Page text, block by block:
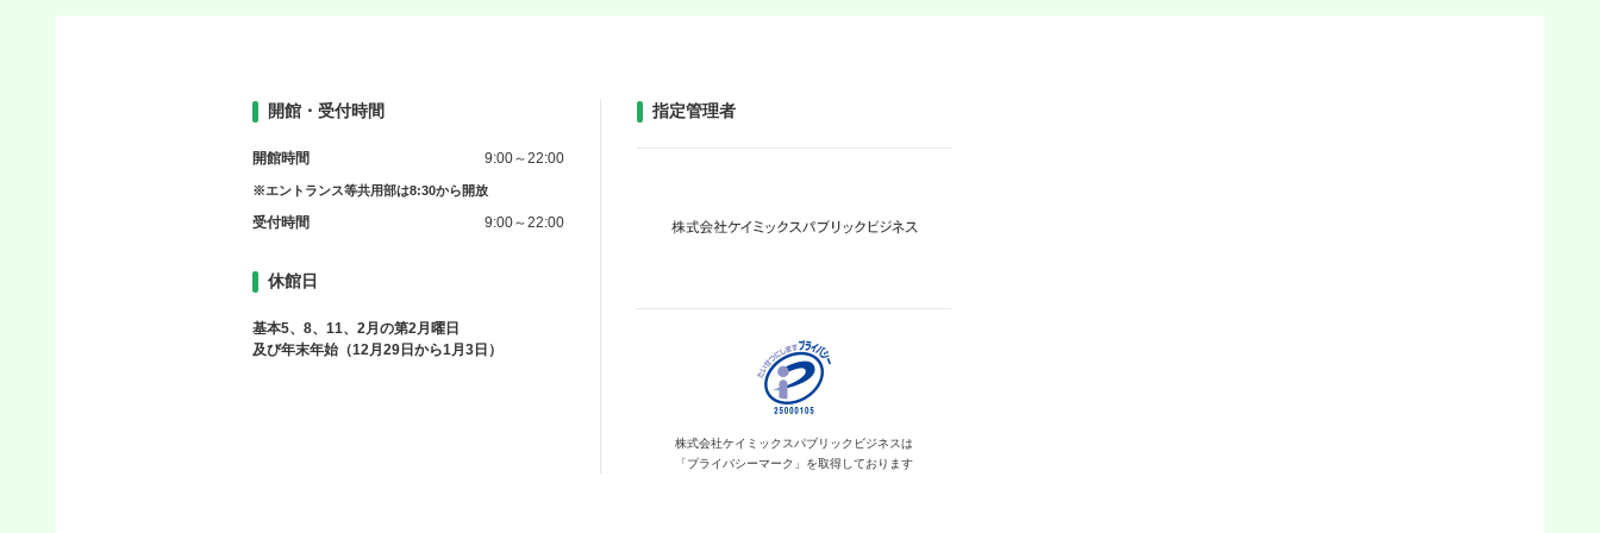
開館・受付時間
開館時間 9:00～22:00
※エントランス等共用部は8:30から開放
受付時間 9:00～22:00
休館日
基本5、8、11、2月の第2月曜日
及び年末年始（12月29日から1月3日）
指定管理者
株式会社ケイミックス パブリックビジネスは
「プライバシーマーク」を取得しております